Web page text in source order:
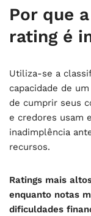
Por que
rating é
Utiliza-se a
capacidade de
de cumprir seus
e credores usam
inadimplência
recursos.
Ratings mais
enquanto notas
dificuldades